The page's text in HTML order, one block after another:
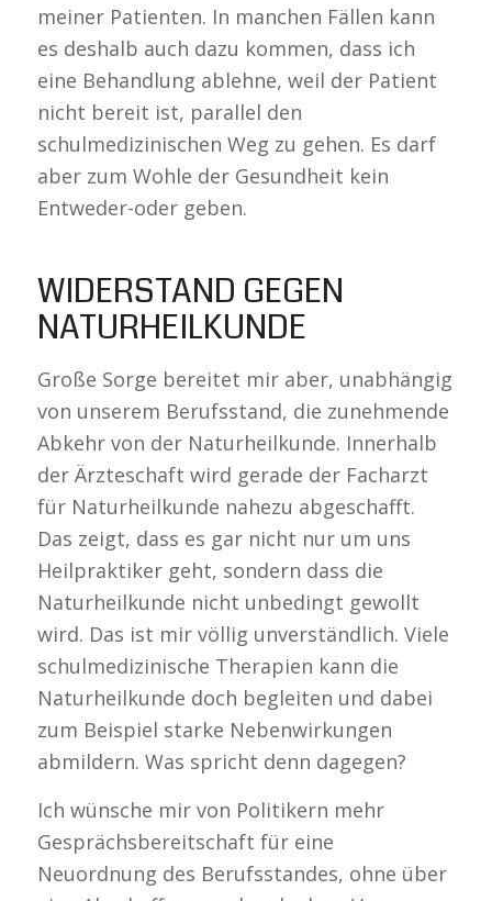
meiner Patienten. In manchen Fällen kann
es deshalb auch dazu kommen, dass ich
eine Behandlung ablehne, weil der Patient
nicht bereit ist, parallel den
schulmedizinischen Weg zu gehen. Es darf
aber zum Wohle der Gesundheit kein
Entweder-oder geben.
WIDERSTAND GEGEN
NATURHEILKUNDE
Große Sorge bereitet mir aber, unabhängig
von unserem Berufsstand, die zunehmende
Abkehr von der Naturheilkunde. Innerhalb
der Ärzteschaft wird gerade der Facharzt
für Naturheilkunde nahezu abgeschafft.
Das zeigt, dass es gar nicht nur um uns
Heilpraktiker geht, sondern dass die
Naturheilkunde nicht unbedingt gewollt
wird. Das ist mir völlig unverständlich. Viele
schulmedizinische Therapien kann die
Naturheilkunde doch begleiten und dabei
zum Beispiel starke Nebenwirkungen
abmildern. Was spricht denn dagegen?
Ich wünsche mir von Politikern mehr
Gesprächsbereitschaft für eine
Neuordnung des Berufsstandes, ohne über